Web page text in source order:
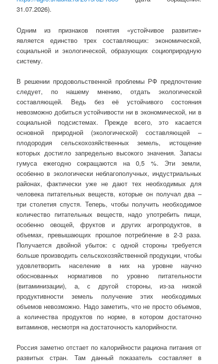
31.07.2026).
Одним из признаков понятия «устойчивое развитие»
является единство трех составляющих: экономической,
социальной и экологической, образующих социоприродную
систему.
В решении продовольственной проблемы РФ предпочтение
следует, по нашему мнению, отдать экологической
составляющей. Ведь без её устойчивого состояния
невозможно добиться устойчивости ни в экономической, ни в
социальной подсистемах.
Прежде всего, это касается
основной природной (экологической) составляющей –
плодородия сельскохозяйственных земель, истощение
которых достигло запредельно высокого значения. Запасы
гумуса ежегодно сокращаются на 0,5 %. Эти земли,
особенно в экологически неблагополучных, индустриальных
районах, фактически уже не дают тех необходимых для
человека питательных веществ, которые он получал два –
три столетия спустя. Теперь, чтобы получить необходимое
количество питательных веществ, надо употребить пищи,
особенно овощей, фруктов и других агропродуктов, в
объемах, превышающих прошлое потребление в 2-3 раза.
Получается двойной убыток: с одной стороны требуется
больше производить сельскохозяйственной продукции, чтобы
удовлетворить население в них на уровне научно
обоснованных нормативов по уровню питательности
(витаминизации), а, с другой стороны, из-за низкой
продуктивности земель получение этих необходимых
объемов невозможно. Надо заметить, что не просто объемов,
а количества продуктов по норме, в котором достаточно
витаминов, несмотря на достаточность калорийности.
Россия заметно отстает по калорийности рациона питания от
развитых стран. Там данный показатель составляет в